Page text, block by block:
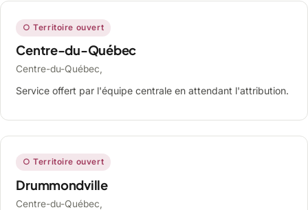
○ Territoire ouvert
Centre-du-Québec
Centre-du-Québec,
Service offert par l'équipe centrale en attendant l'attribution.
○ Territoire ouvert
Drummondville
Centre-du-Québec,